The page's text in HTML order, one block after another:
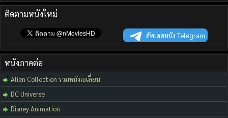
ติดตามหนังใหม่
อัพเดตหนัง Telegram
หนังภาคต่อ
Alien Collection รวมหนังเอเลี่ยน
DC Universe
Disney Animation